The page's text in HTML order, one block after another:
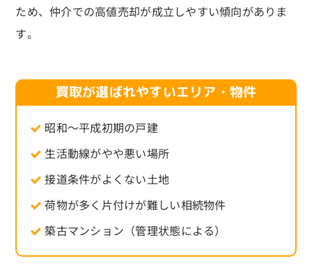
ため、仲介での高値売却が成立しやすい傾向がありま
す。
買取が選ばれやすいエリア・物件
昭和〜平成初期の戸建
生活動線がやや悪い場所
接道条件がよくない土地
荷物が多く片付けが難しい相続物件
築古マンション（管理状態による）